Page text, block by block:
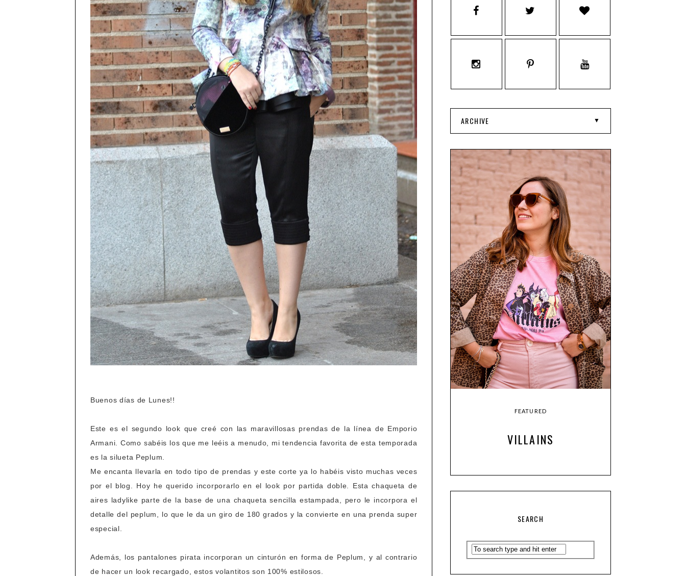
Buenos días de Lunes!!
Este es el segundo look que creé con las maravillosas prendas de la línea de Emporio
Armani. Como sabéis los que me leéis a menudo, mi tendencia favorita de esta temporada
es la silueta Peplum.
Me encanta llevarla en todo tipo de prendas y este corte ya lo habéis visto muchas veces
por el blog. Hoy he querido incorporarlo en el look por partida doble. Esta chaqueta de
aires ladylike parte de la base de una chaqueta sencilla estampada, pero le incorpora el
detalle del peplum, lo que le da un giro de 180 grados y la convierte en una prenda super
especial.
Además, los pantalones pirata incorporan un cinturón en forma de Peplum, y al contrario
de hacer un look recargado, estos volantitos son 100% estilosos.
ARCHIVE
FEATURED
VILLAINS
SEARCH